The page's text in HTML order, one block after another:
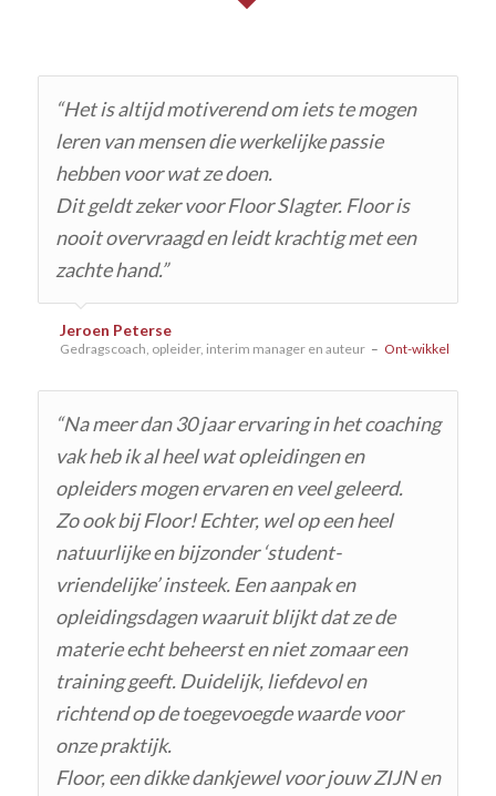
“Het is altijd motiverend om iets te mogen
leren van mensen die werkelijke passie
hebben voor wat ze doen.
Dit geldt zeker voor Floor Slagter. Floor is
nooit overvraagd en leidt krachtig met een
zachte hand.”
Jeroen Peterse
Gedragscoach, opleider, interim manager en auteur – Ont-wikkel
“Na meer dan 30 jaar ervaring in het coaching
vak heb ik al heel wat opleidingen en
opleiders mogen ervaren en veel geleerd.
Zo ook bij Floor! Echter, wel op een heel
natuurlijke en bijzonder ‘student-
vriendelijke’ insteek. Een aanpak en
opleidingsdagen waaruit blijkt dat ze de
materie echt beheerst en niet zomaar een
training geeft. Duidelijk, liefdevol en
richtend op de toegevoegde waarde voor
onze praktijk.
Floor, een dikke dankjewel voor jouw ZIJN en